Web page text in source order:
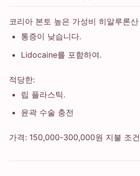
코리아 본토 높은 가성비 히알루론
통증이 낮습니다.
Lidocaine를 포함하여.
적당한:
립 플라스틱.
윤곽 수술 충전
가격: 150,000-300,000원 지불 조